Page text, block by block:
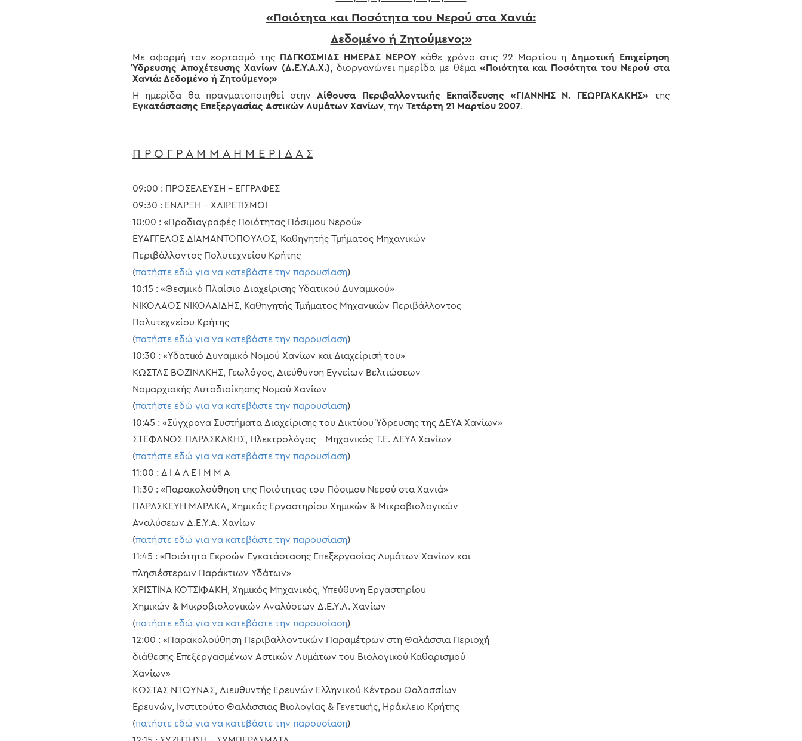
«Ποιότητα και Ποσότητα του Νερού στα Χανιά:
Δεδομένο ή Ζητούμενο;»
Με αφορμή τον εορτασμό της ΠΑΓΚΟΣΜΙΑΣ ΗΜΕΡΑΣ ΝΕΡΟΥκάθε χρόνο στις 22 Μαρτίου ηΔημοτική Επιχείρηση
Ύδρευσης Αποχέτευσης Χανίων (Δ.Ε.Υ.Α.Χ.), διοργανώνει ημερίδα με θέμα «Ποιότητα και Ποσότητα του Νερού στα
Χανιά: Δεδομένο ή Ζητούμενο;»
Η ημερίδα θα πραγματοποιηθεί στηνΑίθουσα Περιβαλλοντικής Εκπαίδευσης «ΓΙΑΝΝΗΣ Ν. ΓΕΩΡΓΑΚΑΚΗΣ»της
Εγκατάστασης Επεξεργασίας Αστικών Λυμάτων Χανίων, την Τετάρτη 21 Μαρτίου 2007.
Π Ρ Ο Γ Ρ Α Μ Μ Α Η Μ Ε Ρ Ι Δ Α Σ
09:00 : ΠΡΟΣΕΛΕΥΣΗ – ΕΓΓΡΑΦΕΣ
09:30 : ΕΝΑΡΞΗ – ΧΑΙΡΕΤΙΣΜΟΙ
10:00 : «Προδιαγραφές Ποιότητας Πόσιμου Νερού»
ΕΥΑΓΓΕΛΟΣ ΔΙΑΜΑΝΤΟΠΟΥΛΟΣ, Καθηγητής Τμήματος Μηχανικών
Περιβάλλοντος Πολυτεχνείου Κρήτης
(πατήστε εδώ για να κατεβάστε την παρουσίαση)
10:15 : «Θεσμικό Πλαίσιο Διαχείρισης Υδατικού Δυναμικού»
ΝΙΚΟΛΑΟΣ ΝΙΚΟΛΑΙΔΗΣ, Καθηγητής Τμήματος Μηχανικών Περιβάλλοντος
Πολυτεχνείου Κρήτης
(πατήστε εδώ για να κατεβάστε την παρουσίαση)
10:30 : «Υδατικό Δυναμικό Νομού Χανίων και Διαχείρισή του»
ΚΩΣΤΑΣ ΒΟΖΙΝΑΚΗΣ, Γεωλόγος, Διεύθυνση Εγγείων Βελτιώσεων
Νομαρχιακής Αυτοδιοίκησης Νομού Χανίων
(πατήστε εδώ για να κατεβάστε την παρουσίαση)
10:45 : «Σύγχρονα Συστήματα Διαχείρισης του Δικτύου Ύδρευσης της ΔΕΥΑ Χανίων»
ΣΤΕΦΑΝΟΣ ΠΑΡΑΣΚΑΚΗΣ, Ηλεκτρολόγος – Μηχανικός Τ.Ε. ΔΕΥΑ Χανίων
(πατήστε εδώ για να κατεβάστε την παρουσίαση)
11:00 : Δ Ι Α Λ Ε Ι Μ Μ Α
11:30 : «Παρακολούθηση της Ποιότητας του Πόσιμου Νερού στα Χανιά»
ΠΑΡΑΣΚΕΥΗ ΜΑΡΑΚΑ, Χημικός Εργαστηρίου Χημικών & Μικροβιολογικών
Αναλύσεων Δ.Ε.Υ.Α. Χανίων
(πατήστε εδώ για να κατεβάστε την παρουσίαση)
11:45 : «Ποιότητα Εκροών Εγκατάστασης Επεξεργασίας Λυμάτων Χανίων και
πλησιέστερων Παράκτιων Υδάτων»
ΧΡΙΣΤΙΝΑ ΚΟΤΣΙΦΑΚΗ, Χημικός Μηχανικός, Υπεύθυνη Εργαστηρίου
Χημικών & Μικροβιολογικών Αναλύσεων Δ.Ε.Υ.Α. Χανίων
(πατήστε εδώ για να κατεβάστε την παρουσίαση)
12:00 : «Παρακολούθηση Περιβαλλοντικών Παραμέτρων στη Θαλάσσια Περιοχή
διάθεσης Επεξεργασμένων Αστικών Λυμάτων του Βιολογικού Καθαρισμού
Χανίων»
ΚΩΣΤΑΣ ΝΤΟΥΝΑΣ, Διευθυντής Ερευνών Ελληνικού Κέντρου Θαλασσίων
Ερευνών, Ινστιτούτο Θαλάσσιας Βιολογίας & Γενετικής, Ηράκλειο Κρήτης
(πατήστε εδώ για να κατεβάστε την παρουσίαση)